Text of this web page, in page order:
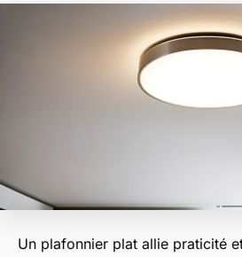
Un plafonnier plat allie praticité